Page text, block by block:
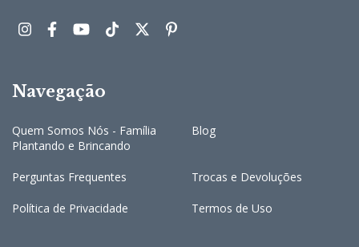
Navegação
Quem Somos Nós - Família
Plantando e Brincando
Blog
Perguntas Frequentes Trocas e Devoluções
Política de Privacidade Termos de Uso